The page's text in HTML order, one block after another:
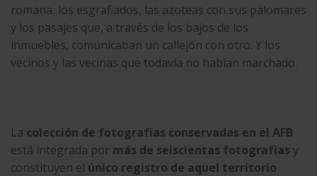
romana, los esgrafiados, las azoteas con sus palomares
y los pasajes que, a través de los bajos de los
inmuebles, comunicaban un callejón con otro. Y los
vecinos y las vecinas que todavía no habían marchado.
La colección de fotografías conservadas en el AFB
está integrada por más de seiscientas fotografías y
constituyen el único registro de aquel territorio